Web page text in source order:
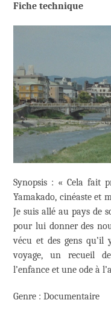
Fiche technique
Synopsis : « Cela fait
Yamakado, cinéaste et
Je suis allé au pays de
pour lui donner des
vécu et des gens
voyage, un recueil
l’enfance et une ode à
Genre : Documentaire